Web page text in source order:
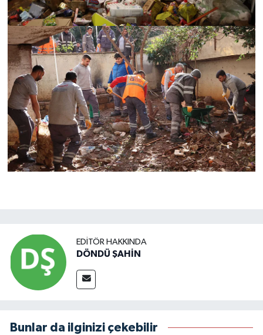
EDITÖR HAKKINDA
DÖNDÜ ŞAHİN
Bunlar da ilginizi çekebilir